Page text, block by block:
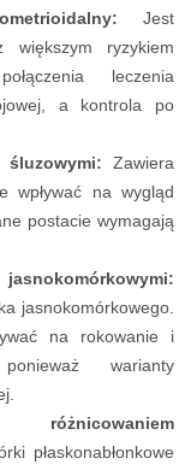
Jest
ryzykiem
leczenia
a kontrola po
Zawiera
wpływać na wygląd
postacie wymagają
jasnokomórkowego.
na rokowanie i
warianty
płaskonabłonkowe